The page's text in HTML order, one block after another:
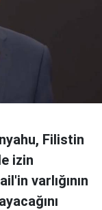
Filistin
izin
varlığının